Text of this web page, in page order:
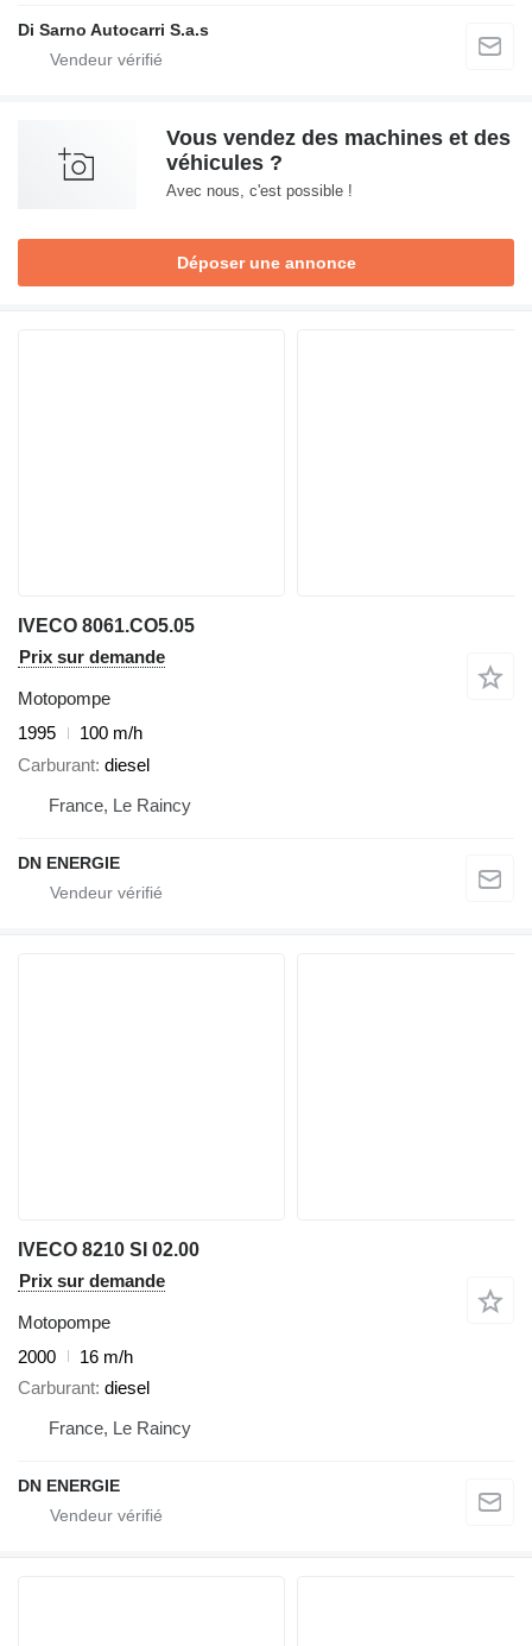
Di Sarno Autocarri S.a.s
Vous vendez des machines et des
véhicules ?
Avec nous, c'est possible !
Déposer une annonce
IVECO 8061.CO5.05
Prix sur demande
Motopompe
1995
100 m/h
Carburant diesel
France, Le Raincy
DN ENERGIE
IVECO 8210 SI 02.00
Prix sur demande
Motopompe
2000
16 m/h
Carburant diesel
France, Le Raincy
DN ENERGIE